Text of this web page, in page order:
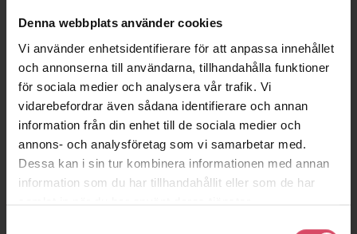
Denna webbplats använder cookies
Vi använder enhetsidentifierare för att anpassa innehållet
och annonserna till användarna, tillhandahålla funktioner
för sociala medier och analysera vår trafik. Vi
vidarebefordrar även sådana identifierare och annan
information från din enhet till de sociala medier och
annons- och analysföretag som vi samarbetar med.
Dessa kan i sin tur kombinera informationen med annan
information som du har tillhandahållit eller som de har
samlat in när du har använt deras tjänster.